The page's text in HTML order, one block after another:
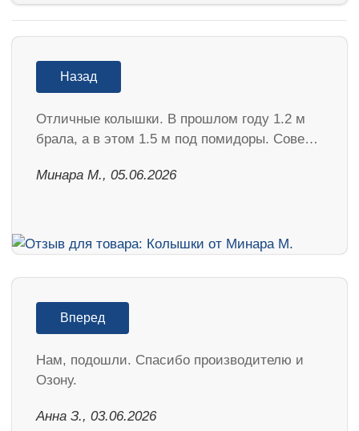
Назад
Отличные колышки. В прошлом году 1.2 м
брала, а в этом 1.5 м под помидоры. Сове…
Минара М., 05.06.2026
Вперед
Нам, подошли. Спасибо производителю и
Озону.
Анна З., 03.06.2026